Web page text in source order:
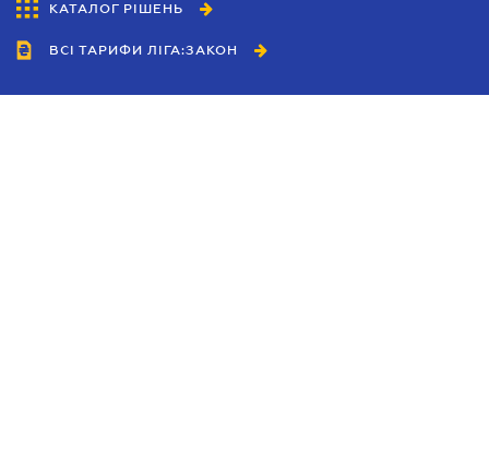
КАТАЛОГ РІШЕНЬ
ВСІ ТАРИФИ ЛІГА:ЗАКОН